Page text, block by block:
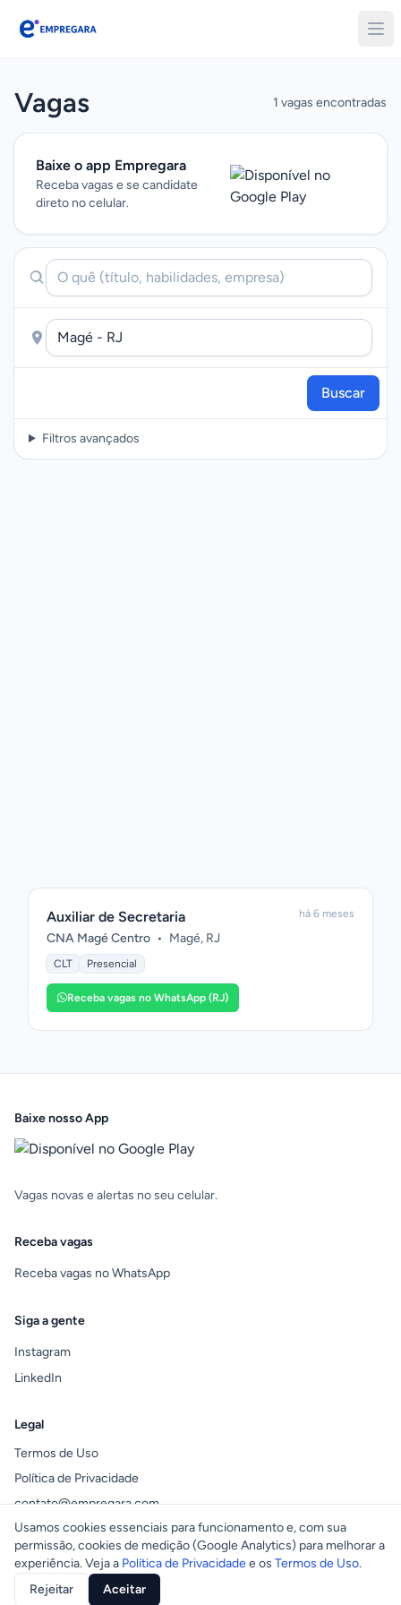
Empregara
Vagas 1 vagas encontradas
Baixe o app Empregara
Receba vagas e se candidate
direto no celular.
Buscar
Filtros avançados
Auxiliar de Secretaria
CNA Magé Centro • Magé, RJ
CLT Presencial
Receba vagas no WhatsApp (RJ)
há 6 meses
Baixe nosso App
Vagas novas e alertas no seu celular.
Receba vagas
Receba vagas no WhatsApp
Siga a gente
Instagram
LinkedIn
Legal
Termos de Uso
Política de Privacidade
contato@empregara.com
© 2026 Empregara. Todos os direitos reservados.
Usamos cookies essenciais para funcionamento e, com sua
permissão, cookies de medição (Google Analytics) para melhorar a
experiência. Veja a Política de Privacidadee os Termos de Uso.
Rejeitar
Aceitar